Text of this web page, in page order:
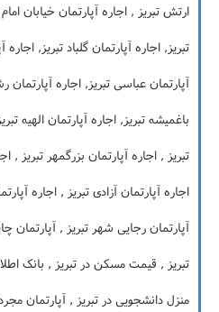
ارتش تبریز , اجاره آپارتمان خیابان
تبریز, اجاره آپارتمان گلباد تبریز,
آپارتمان عباسی تبریز, اجاره آپارتمان
تبریز , اجاره آپارتمان بزرگمهر تبریز ,
اجاره آپارتمان آزادی تبریز , اجاره
آپارتمان رجایی شهر تبریز , آپارتمان
تبریز , قیمت مسکن در تبریز , بانک
منزل دانشجویی در تبریز , آپارتمان